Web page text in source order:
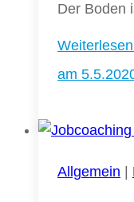
Der Boden
Weiterlesen
am
Allgemein |